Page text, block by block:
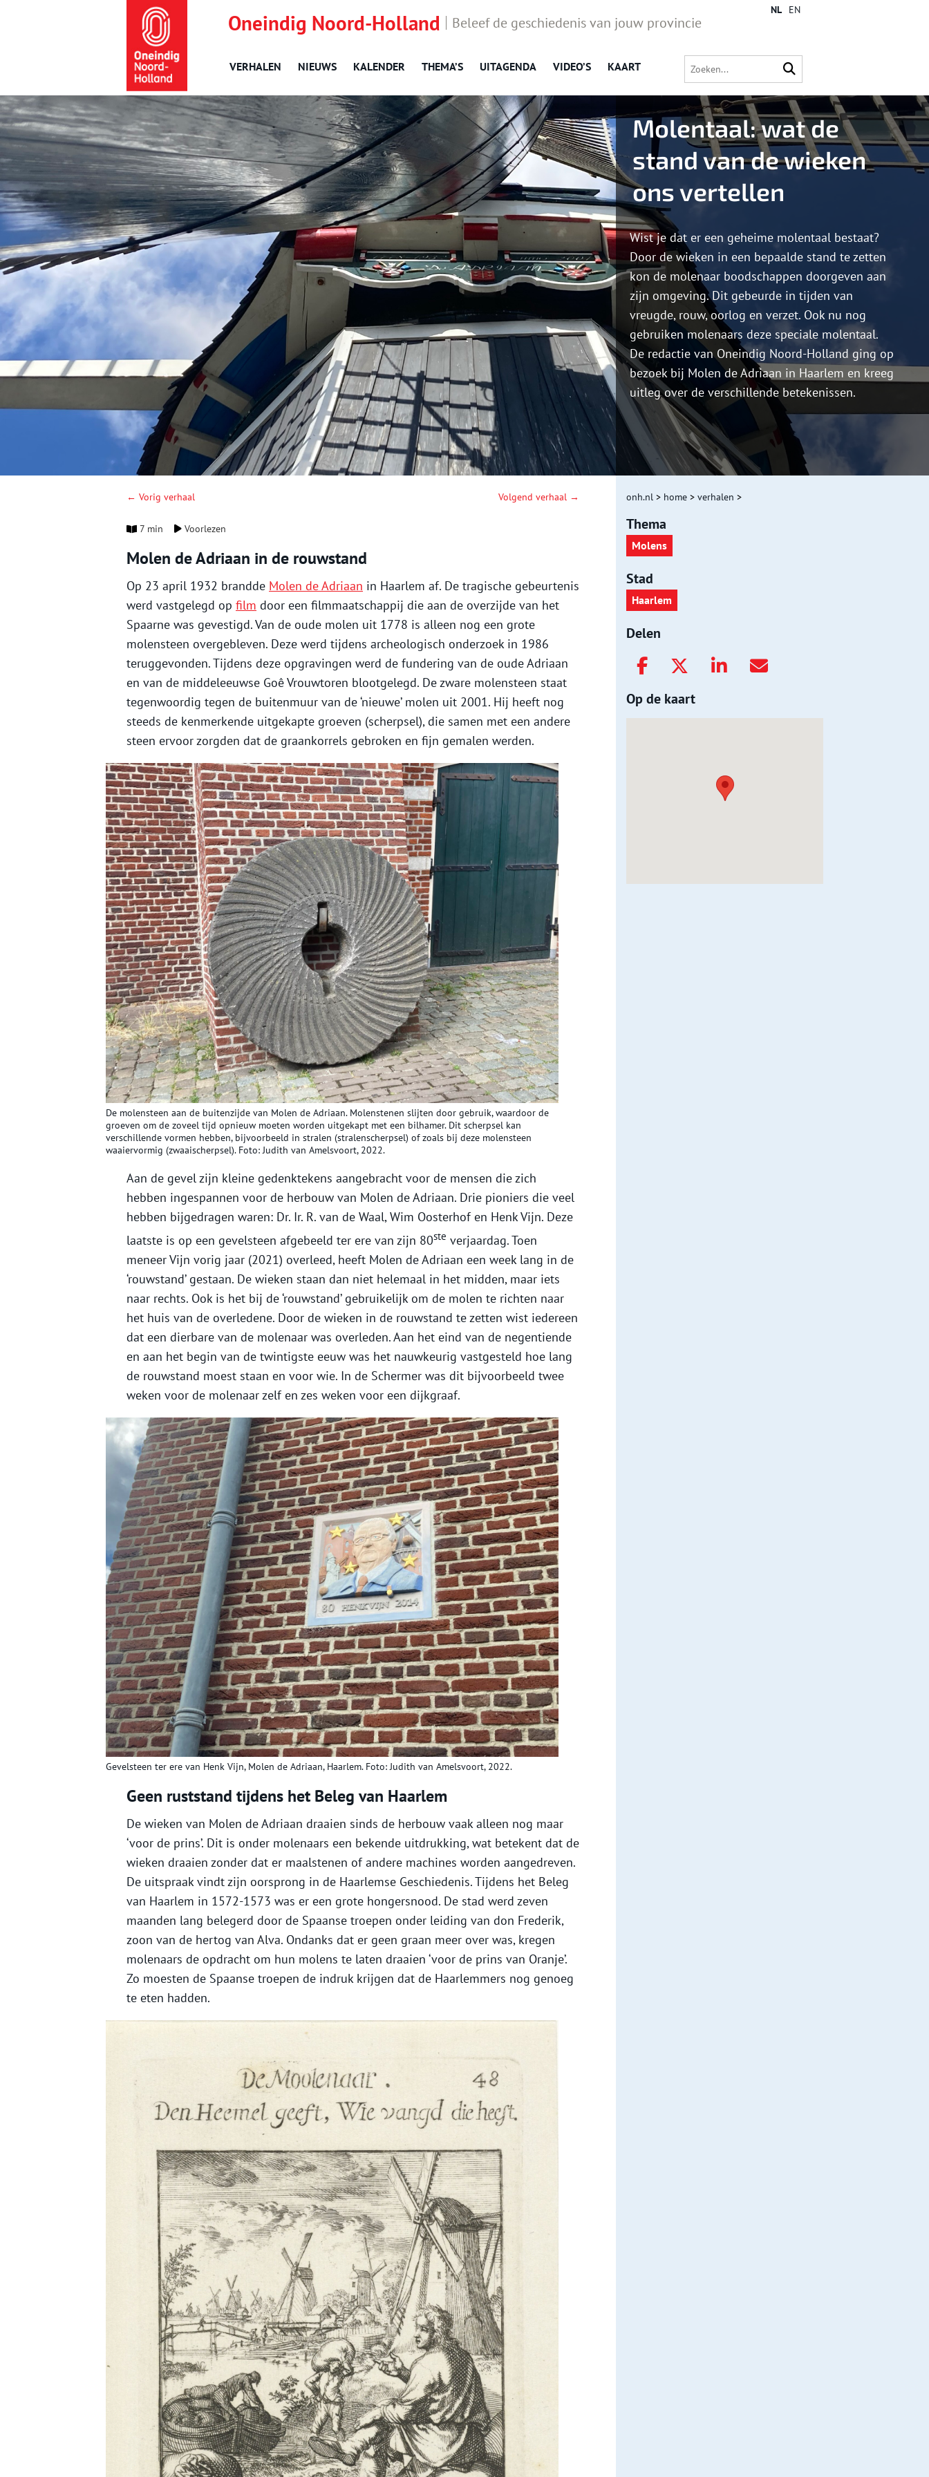
Oneindig Noord-Holland Beleef de geschiedenis van jouw provincie
VERHALEN NIEUWS KALENDER THEMA’S UITAGENDA VIDEO’S KAART
NL EN
Molentaal: wat de
stand van de wieken
ons vertellen
Wist je dat er een geheime molentaal bestaat?
Door de wieken in een bepaalde stand te zetten
kon de molenaar boodschappen doorgeven aan
zijn omgeving. Dit gebeurde in tijden van
vreugde, rouw, oorlog en verzet. Ook nu nog
gebruiken molenaars deze speciale molentaal.
De redactie van Oneindig Noord-Holland ging op
bezoek bij Molen de Adriaan in Haarlem en kreeg
uitleg over de verschillende betekenissen.
← Vorig verhaal Volgend verhaal →
7 min Voorlezen
Molen de Adriaan in de rouwstand
Op 23 april 1932 brandde Molen de Adriaan in Haarlem af. De tragische gebeurtenis
werd vastgelegd op film door een filmmaatschappij die aan de overzijde van het
Spaarne was gevestigd. Van de oude molen uit 1778 is alleen nog een grote
molensteen overgebleven. Deze werd tijdens archeologisch onderzoek in 1986
teruggevonden. Tijdens deze opgravingen werd de fundering van de oude Adriaan
en van de middeleeuwse Goê Vrouwtoren blootgelegd. De zware molensteen staat
tegenwoordig tegen de buitenmuur van de ‘nieuwe’ molen uit 2001. Hij heeft nog
steeds de kenmerkende uitgekapte groeven (scherpsel), die samen met een andere
steen ervoor zorgden dat de graankorrels gebroken en fijn gemalen werden.
De molensteen aan de buitenzijde van Molen de Adriaan. Molenstenen slijten door gebruik, waardoor de
groeven om de zoveel tijd opnieuw moeten worden uitgekapt met een bilhamer. Dit scherpsel kan
verschillende vormen hebben, bijvoorbeeld in stralen (stralenscherpsel) of zoals bij deze molensteen
waaiervormig (zwaaischerpsel). Foto: Judith van Amelsvoort, 2022.
Aan de gevel zijn kleine gedenktekens aangebracht voor de mensen die zich
hebben ingespannen voor de herbouw van Molen de Adriaan. Drie pioniers die veel
hebben bijgedragen waren: Dr. Ir. R. van de Waal, Wim Oosterhof en Henk Vijn. Deze
laatste is op een gevelsteen afgebeeld ter ere van zijn 80ste verjaardag. Toen
meneer Vijn vorig jaar (2021) overleed, heeft Molen de Adriaan een week lang in de
‘rouwstand’ gestaan. De wieken staan dan niet helemaal in het midden, maar iets
naar rechts. Ook is het bij de ‘rouwstand’ gebruikelijk om de molen te richten naar
het huis van de overledene. Door de wieken in de rouwstand te zetten wist iedereen
dat een dierbare van de molenaar was overleden. Aan het eind van de negentiende
en aan het begin van de twintigste eeuw was het nauwkeurig vastgesteld hoe lang
de rouwstand moest staan en voor wie. In de Schermer was dit bijvoorbeeld twee
weken voor de molenaar zelf en zes weken voor een dijkgraaf.
Gevelsteen ter ere van Henk Vijn, Molen de Adriaan, Haarlem. Foto: Judith van Amelsvoort, 2022.
Geen ruststand tijdens het Beleg van Haarlem
De wieken van Molen de Adriaan draaien sinds de herbouw vaak alleen nog maar
‘voor de prins’. Dit is onder molenaars een bekende uitdrukking, wat betekent dat de
wieken draaien zonder dat er maalstenen of andere machines worden aangedreven.
De uitspraak vindt zijn oorsprong in de Haarlemse Geschiedenis. Tijdens het Beleg
van Haarlem in 1572-1573 was er een grote hongersnood. De stad werd zeven
maanden lang belegerd door de Spaanse troepen onder leiding van don Frederik,
zoon van de hertog van Alva. Ondanks dat er geen graan meer over was, kregen
molenaars de opdracht om hun molens te laten draaien ‘voor de prins van Oranje’.
Zo moesten de Spaanse troepen de indruk krijgen dat de Haarlemmers nog genoeg
te eten hadden.
onh.nl > home > verhalen >
Thema
Molens
Stad
Haarlem
Delen
Op de kaart